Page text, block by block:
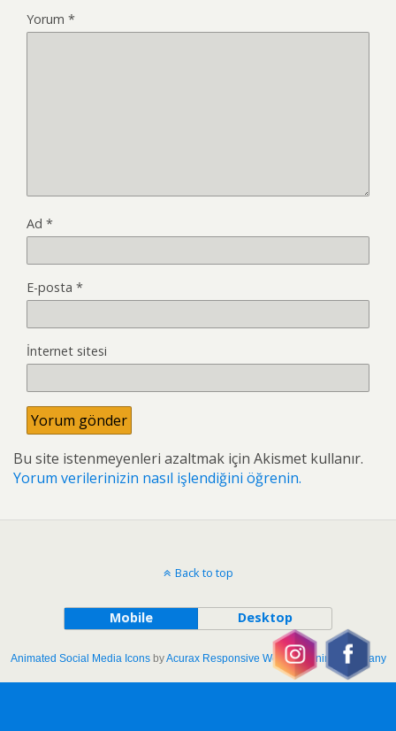
Yorum *
Ad *
E-posta *
İnternet sitesi
Bu site istenmeyenleri azaltmak için Akismet kullanır.
Yorum verilerinizin nasıl işlendiğini öğrenin.
Back to top
Mobile Desktop
Animated Social Media IconsbyAcurax Responsive Web Designing Company